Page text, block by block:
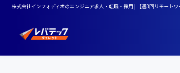
株式会社インフォディオのエンジニア求人・転職・採用 | 【週3回リモート